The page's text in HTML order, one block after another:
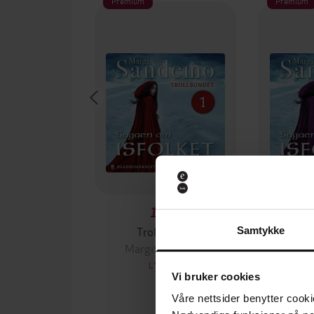
Samtykke
Vi bruker cookies
Våre nettsider benytter
169,-
Trollbundet
Margit Sandemo
LYDBOK